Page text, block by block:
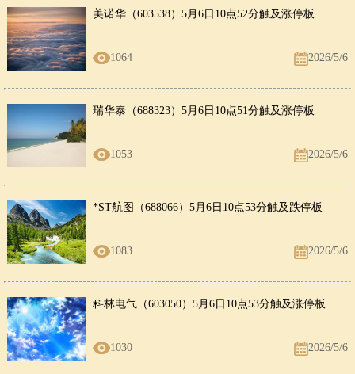
美诺华（603538）5月6日10点52分触及涨停板
1064 2026/5/6
瑞华泰（688323）5月6日10点51分触及涨停板
1053 2026/5/6
*ST航图（688066）5月6日10点53分触及跌停板
1083 2026/5/6
科林电气（603050）5月6日10点53分触及涨停板
1030 2026/5/6